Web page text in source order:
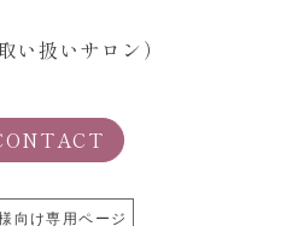
い扱いサロン）
向け専用ページ